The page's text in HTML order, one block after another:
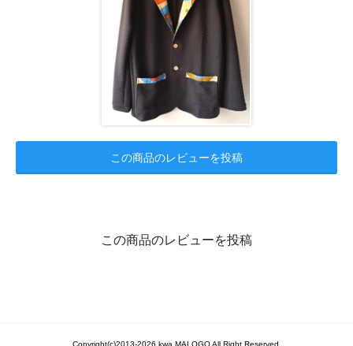
この商品のレビューを投稿
この商品のレビューを投稿
Copyright(c)2013-2026 kwa MALOGO All Right Reserved.